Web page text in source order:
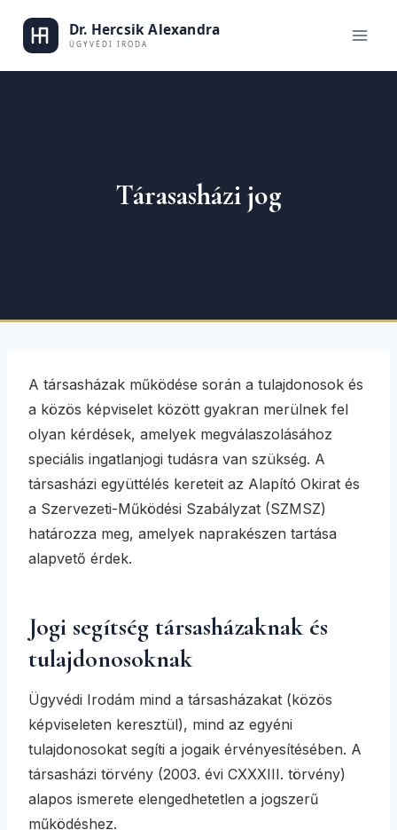
content
Dr.
Tárasasházi jog
A társasházak működése során a tulajdonosok és
a közös képviselet között gyakran merülnek fel
olyan kérdések, amelyek megválaszolásához
speciális ingatlanjogi tudásra van szükség. A
társasházi együttélés kereteit az Alapító Okirat és
a Szervezeti-Működési Szabályzat (SZMSZ)
határozza meg, amelyek naprakészen tartása
alapvető érdek.
Jogi segítség társasházaknak és
tulajdonosoknak
Ügyvédi Irodám mind a társasházakat (közös
képviseleten keresztül), mind az egyéni
tulajdonosokat segíti a jogaik érvényesítésében. A
társasházi törvény (2003. évi CXXXIII. törvény)
alapos ismerete elengedhetetlen a jogszerű
működéshez.